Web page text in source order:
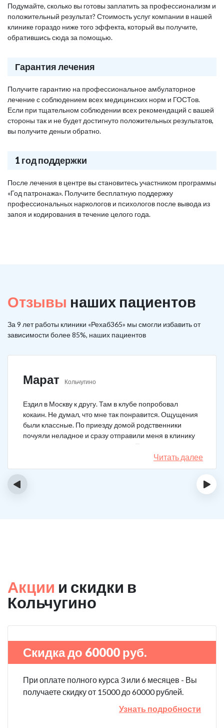
Подумайте, сколько вы готовы заплатить за профессионализм и
положительный результат? Стоимость услуг компании в нашей
клинике гораздо ниже того эффекта, который вы получите,
обратившись сюда за помощью.
Гарантия лечения
Получите гарантию на профессиональное амбулаторное
лечение с соблюдением всех медицинских норм и ГОСТов.
Если при тщательном соблюдении всех рекомендаций с вашей
стороны так и не будет достигнуто положительных результатов,
вы получите деньги обратно.
1 год поддержки
После лечения в центре вы становитесь участником программы
«Год патронажа». Получите бесплатную поддержку
профессиональных наркологов и психологов после вывода из
запоя и кодирования в течение целого года.
Отзывы наших пациентов
За 9 лет работы клиники «Рехаб365» мы смогли избавить от
зависимости более 85%, наших пациентов
Марат Кольчугино
Ездил в Москву к другу. Там в клубе попробовал
кокаин. Не думал, что мне так понравится. Ощущения
были классные. По приезду домой родственники
почуяли неладное и сразу отправили меня в клинику
после того как я им все рассказал. Прошел курс
лечения, но мысли о коксе не прошли. Сейчас хожу на
курсы анонимных наркоманов, делаю все, чтобы
Читать далее
‹ ›
Акции и скидки в
Кольчугино
Скидка до 60000 руб.
При оплате полного курса 3 или 6 месяцев - Вы
получаете скидку от 15000 до 60000 рублей.
Узнать подробности